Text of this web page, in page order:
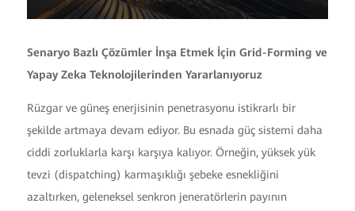
Senaryo Bazlı Çözümler İnşa Etmek İçin Grid-Forming ve
Yapay Zeka Teknolojilerinden Yararlanıyoruz
Rüzgar ve güneş enerjisinin penetrasyonu istikrarlı bir
şekilde artmaya devam ediyor. Bu esnada güç sistemi daha
ciddi zorluklarla karşı karşıya kalıyor. Örneğin, yüksek yük
tevzi (dispatching) karmaşıklığı şebeke esnekliğini
azaltırken, geleneksel senkron jeneratörlerin payının